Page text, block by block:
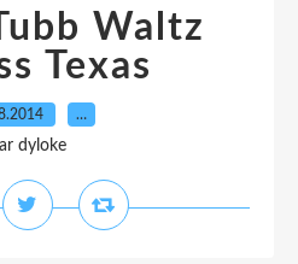
Waltz
Texas
…
dyloke